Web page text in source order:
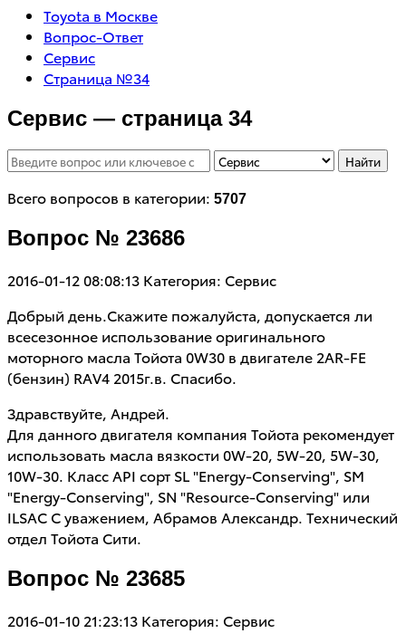
Toyota в Москве
Вопрос-Ответ
Сервис
Страница №34
Сервис — страница 34
Найти
Всего вопросов в категории: 5707
Вопрос № 23686
2016-01-12 08:08:13 Категория: Сервис
Добрый день.Скажите пожалуйста, допускается ли
всесезонное использование оригинального
моторного масла Тойота 0W30 в двигателе 2AR-FE
(бензин) RAV4 2015г.в. Спасибо.
Здравствуйте, Андрей.
Для данного двигателя компания Тойота рекомендует
использовать масла вязкости 0W-20, 5W-20, 5W-30,
10W-30. Класс API сорт SL "Energy-Conserving", SM
"Energy-Conserving", SN "Resource-Conserving" или
ILSAC С уважением, Абрамов Александр. Технический
отдел Тойота Сити.
Вопрос № 23685
2016-01-10 21:23:13 Категория: Сервис